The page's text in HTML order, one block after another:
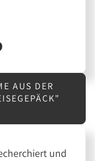
AUS DER
und